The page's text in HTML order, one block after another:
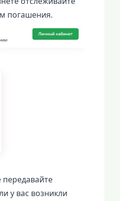
погашения.
у вас возникли